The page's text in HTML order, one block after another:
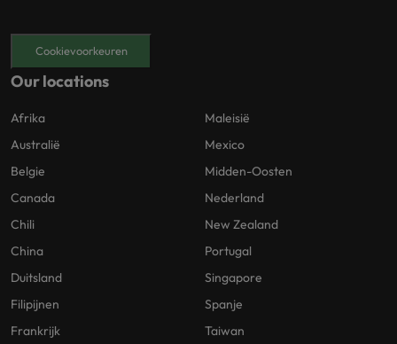
Cookievoorkeuren
Our locations
Afrika
Australië
Belgie
Canada
Chili
China
Duitsland
Filipijnen
Frankrijk
Maleisië
Mexico
Midden-Oosten
Nederland
New Zealand
Portugal
Singapore
Spanje
Taiwan